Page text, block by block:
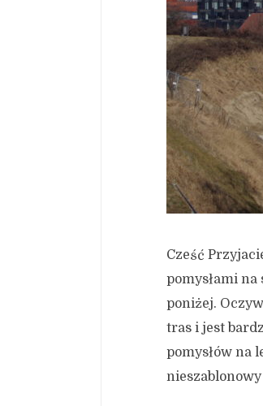
Cześć
pomysłami
poniżej.
tras i jest
pomysłów na